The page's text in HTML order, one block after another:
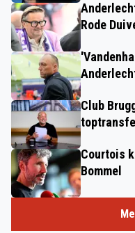
Rode
Club
Courtois
Bommel